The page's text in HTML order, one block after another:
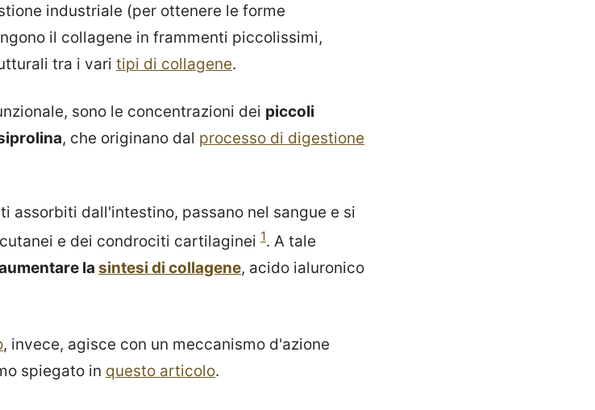
industriale (per ottenere le forme
il collagene in frammenti piccolissimi,
tra i vari tipi di collagene.
sono le concentrazioni dei piccoli
, che originano dal processo di digestione
assorbiti dall'intestino, passano nel sangue e si
cutanei e dei condrociti cartilaginei 1. A tale
la sintesi di collagene, acido ialuronico
, invece, agisce con un meccanismo d'azione
spiegato in questo articolo.